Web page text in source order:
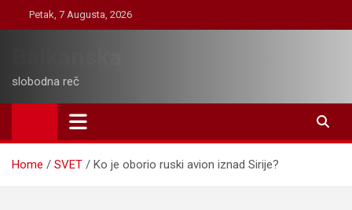
to
Petak, 7 Augusta, 2026
slobodna reč
Home SVET Ko je oborio ruski avion iznad Sirije?